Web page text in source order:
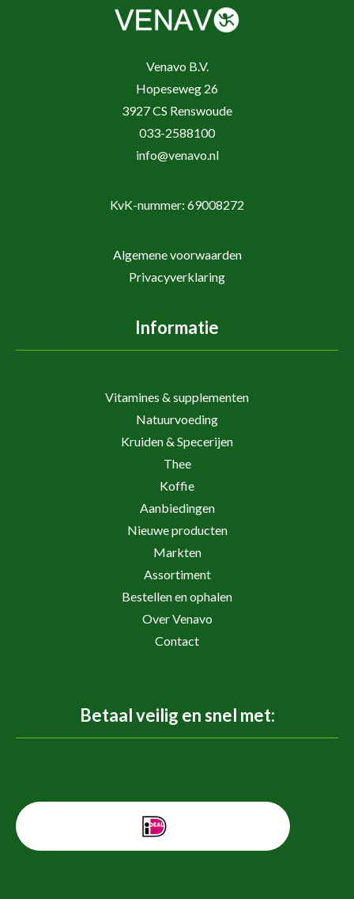
Venavo B.V.
Hopeseweg 26
3927 CS Renswoude
033-2588100
info@venavo.nl
KvK-nummer: 69008272
Algemene voorwaarden
Privacyverklaring
Informatie
Vitamines & supplementen
Natuurvoeding
Kruiden & Specerijen
Thee
Koffie
Aanbiedingen
Nieuwe producten
Markten
Assortiment
Bestellen en ophalen
Over Venavo
Contact
Betaal veilig en snel met: